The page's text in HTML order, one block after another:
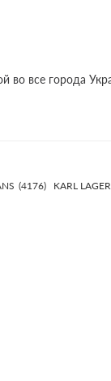
во все города
(4176) KARL